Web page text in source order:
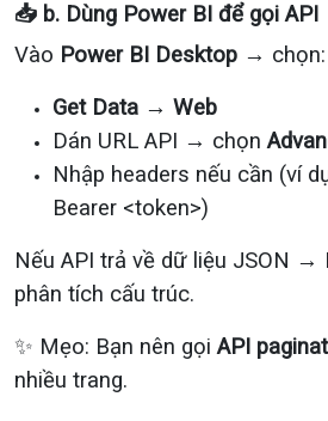
📥 b. Dùng Power BI để gọi API
Vào Power BI Desktop → chọn:
Get Data → Web
Dán URL API → chọn
Nhập headers nếu cần (ví
Bearer <token>)
Nếu API trả về dữ liệu JSON →
phân tích cấu trúc.
✨ Mẹo: Bạn nên gọiAPI
nhiều trang.